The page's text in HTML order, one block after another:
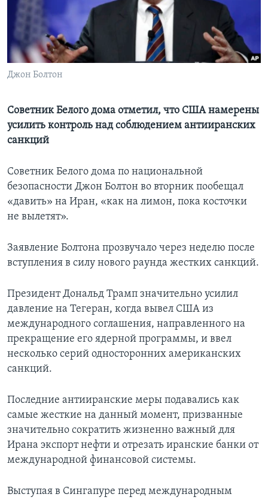
Learning English
СОЦИАЛЬНЫЕ СЕТИ
Языки
Джон Болтон
Советник Белого дома отметил, что США намерены
усилить контроль над соблюдением антииранских
санкций
Советник Белого дома по национальной
безопасности Джон Болтон во вторник пообещал
«давить» на Иран, «как на лимон, пока косточки
не вылетят».
Заявление Болтона прозвучало через неделю после
вступления в силу нового раунда жестких санкций.
Президент Дональд Трамп значительно усилил
давление на Тегеран, когда вывел США из
международного соглашения, направленного на
прекращение его ядерной программы, и ввел
несколько серий односторонних американских
санкций.
Последние антииранские меры подавались как
самые жесткие на данный момент, призванные
значительно сократить жизненно важный для
Ирана экспорт нефти и отрезать иранские банки от
международной финансовой системы.
Выступая в Сингапуре перед международным